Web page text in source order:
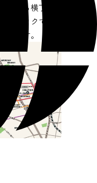
が残る横丁な
ワクワクでき
めます。